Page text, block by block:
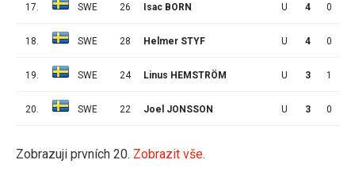
17. SWE 26 Isac BORN U 4 0
18. SWE 28 Helmer STYF U 4 0
19. SWE 24 Linus HEMSTRÖM U 3 1
20. SWE 22 Joel JONSSON U 3 0
Zobrazuji prvních 20. Zobrazit vše.